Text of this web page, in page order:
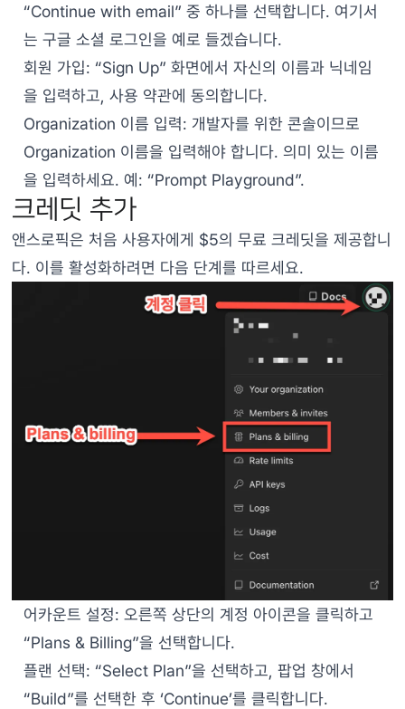
“Continue with email” 중 하나를 선택합니다. 여기서
는 구글 소셜 로그인을 예로 들겠습니다.
회원 가입: “Sign Up” 화면에서 자신의 이름과 닉네임
을 입력하고, 사용 약관에 동의합니다.
Organization 이름 입력: 개발자를 위한 콘솔이므로
Organization 이름을 입력해야 합니다. 의미 있는 이름
을 입력하세요. 예: “Prompt Playground”.
크레딧 추가
앤스로픽은 처음 사용자에게 $5의 무료 크레딧을 제공합니
다. 이를 활성화하려면 다음 단계를 따르세요.
어카운트 설정: 오른쪽 상단의 계정 아이콘을 클릭하고
“Plans & Billing”을 선택합니다.
플랜 선택: “Select Plan”을 선택하고, 팝업 창에서
“Build”를 선택한 후 ‘Continue’를 클릭합니다.